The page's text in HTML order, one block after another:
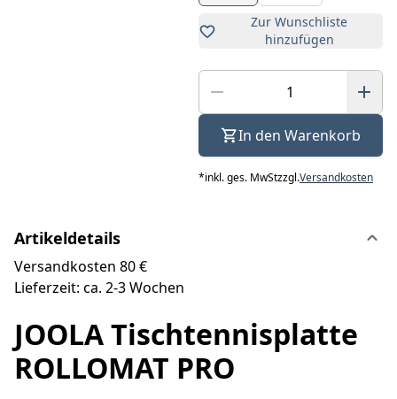
Zur Wunschliste
hinzufügen
In den Warenkorb
*inkl. ges. MwStzzgl.Versandkosten
Artikeldetails
Versandkosten 80 €
Lieferzeit: ca. 2-3 Wochen
JOOLA Tischtennisplatte
ROLLOMAT PRO